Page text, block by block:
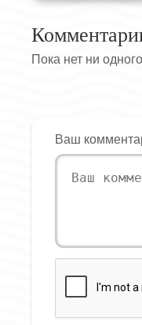
Пока нет ни
Ваш